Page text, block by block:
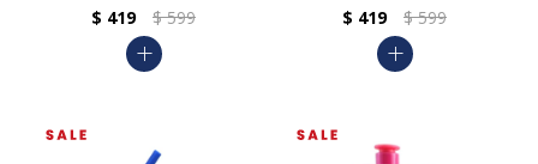
$ 419 $ 599
add
$ 419 $ 599
add